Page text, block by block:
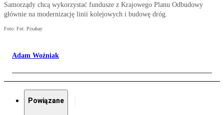
Samorządy chcą wykorzystać fundusze z Krajowego Planu Odbudowy
głównie na modernizację linii kolejowych i budowę dróg.
Foto: Fot. Pixabay
Adam Woźniak
Powiązane